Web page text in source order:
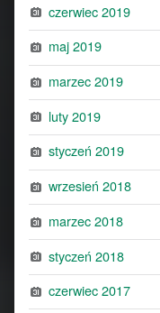
czerwiec 2019
maj 2019
marzec 2019
luty 2019
styczeń 2019
wrzesień 2018
marzec 2018
styczeń 2018
czerwiec 2017